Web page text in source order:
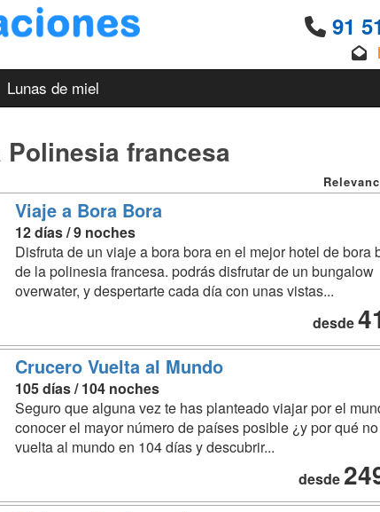
91
Lunas de miel
francesa
Viaje a Bora Bora
12 días / 9 noches
Disfruta de un viaje a bora bora en el mejor hotel de bora
de la polinesia francesa. podrás disfrutar de un bungalow
overwater, y despertarte cada día con unas vistas...
desde
Crucero Vuelta al Mundo
105 días / 104 noches
Seguro que alguna vez te has planteado viajar por el
conocer el mayor número de países posible ¿y por qué
vuelta al mundo en 104 días y descubrir...
desde